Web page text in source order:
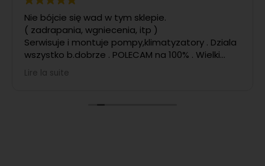
Nie bójcie się wad w tym sklepie.
( zadrapania, wgniecenia, itp )
Serwisuje i montuje pompy,klimatyzatory . Dziala
wszystko b.dobrze . POLECAM na 100% . Wielki
POZYTYW
Lire la suite